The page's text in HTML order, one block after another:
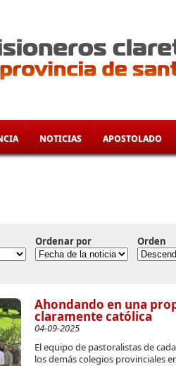
NOTICIAS APOSTOLADO
aquí
Ordenar por Orden
Ahondando en una
claramente católica
04-09-2025
El equipo de pastoralistas de
los demás colegios provinciales